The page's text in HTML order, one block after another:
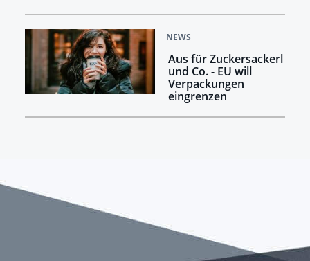
NEWS
Aus für Zuckersackerl
und Co. - EU will
Verpackungen
eingrenzen